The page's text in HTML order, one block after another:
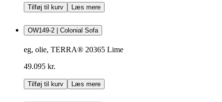
Tilføj til kurv Læs mere
OW149-2 | Colonial Sofa
eg, olie, TERRA® 20365 Lime
49.095 kr.
Tilføj til kurv Læs mere